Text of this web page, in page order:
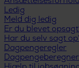
Ledig
Meld dig ledig
Er du blevet
Har du selv sagt
Dagpengeregler
Dagpengeberegner